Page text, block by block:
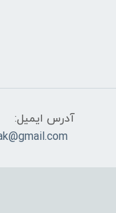
آدرس ایمیل: